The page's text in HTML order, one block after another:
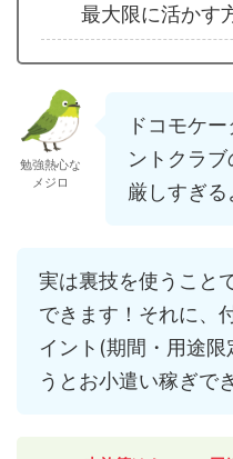
最大限に活かす
勉強熱心な
メジロ
ドコモケ
ントクラ
厳しすぎる
実は裏技を使うこと
できます！それに、
イント(期間・用途
うとお小遣い稼ぎで